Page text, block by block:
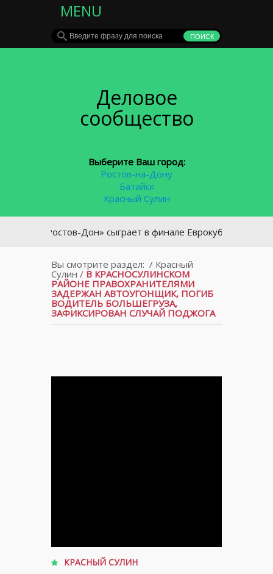
MENU
Деловое
сообщество
Выберите Ваш город:
Ростов-на-Дону
Батайск
Красный Сулин
«Ростов-Дон» сыграет в финале Еврокубка
Вы смотрите раздел: / Красный
Сулин / В КРАСНОСУЛИНСКОМ
РАЙОНЕ ПРАВОХРАНИТЕЛЯМИ
ЗАДЕРЖАН АВТОУГОНЩИК, ПОГИБ
ВОДИТЕЛЬ БОЛЬШЕГРУЗА,
ЗАФИКСИРОВАН СЛУЧАЙ ПОДЖОГА
КРАСНЫЙ СУЛИН